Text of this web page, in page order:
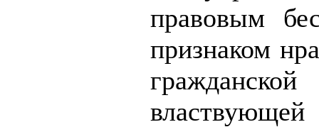
правовым
признаком
гражданской